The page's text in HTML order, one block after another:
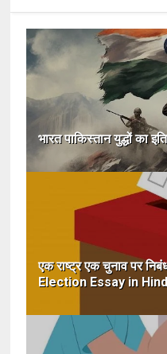
भारत पाकिस्तान युद्धों का
एक राष्ट्र एक चुनाव पर
Election Essay in